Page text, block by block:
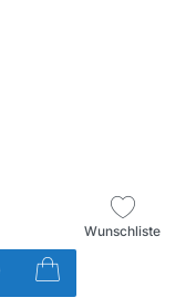
Wunschliste